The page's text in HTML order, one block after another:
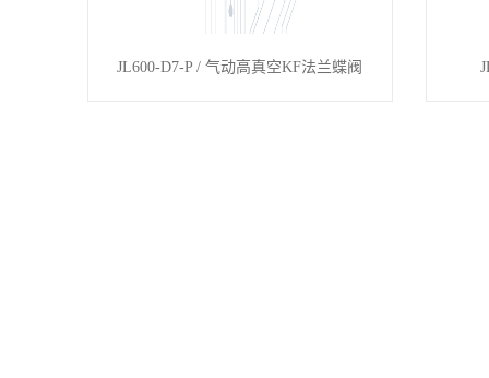
JL600-D7-P / 气动高真空KF法兰蝶阀